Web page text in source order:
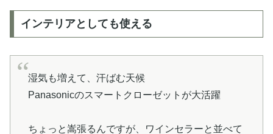
インテリアとしても使える
湿気も増えて、汗ばむ天候
Panasonicのスマートクローゼットが大活躍
ちょっと嵩張るんですが、ワインセラーと並べて